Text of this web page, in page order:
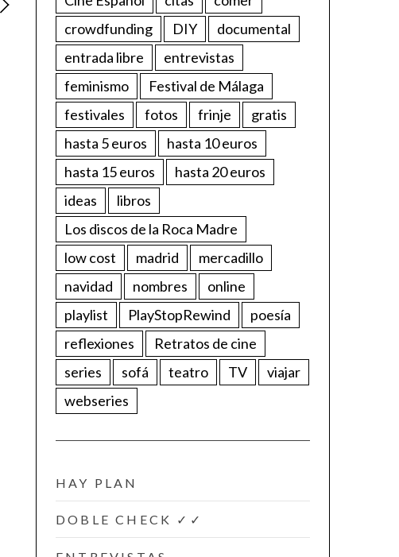
crowdfunding
DIY
documental
entrada libre
entrevistas
feminismo
Festival de Málaga
festivales
fotos frinje
gratis
hasta 5 euros
hasta 10 euros
hasta 15 euros
hasta 20 euros
ideas
libros
Los discos de la Roca Madre
low cost
madrid
mercadillo
navidad
nombres
online
playlist
PlayStopRewind
poesía
reflexiones
Retratos de cine
series
sofá teatro TV
viajar
webseries
HAY PLAN
DOBLE CHECK ✓✓